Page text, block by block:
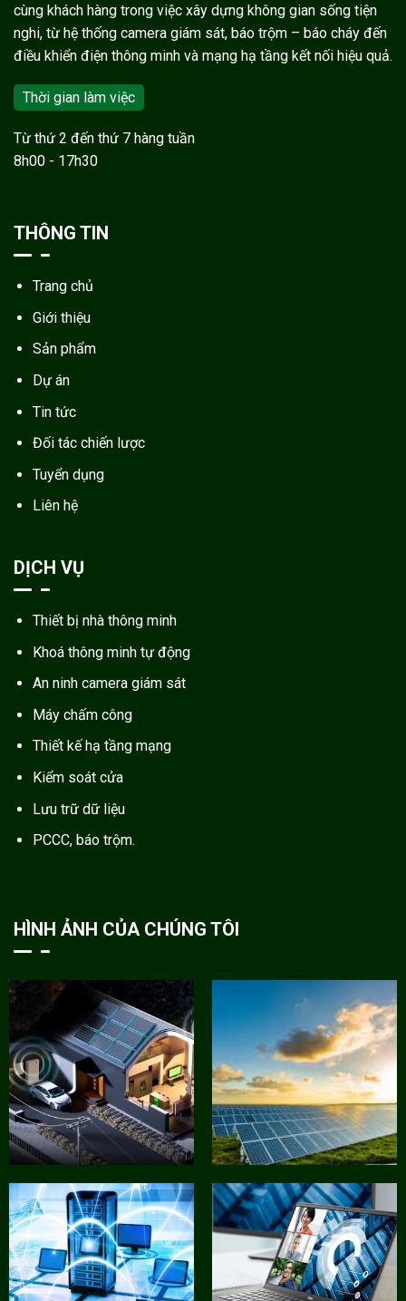
cùng khách hàng trong việc xây dựng không gian sống tiện
nghi, từ hệ thống camera giám sát, báo trộm – báo cháy đến
điều khiển điện thông minh và mạng hạ tầng kết nối hiệu quả.
Thời gian làm việc
Từ thứ 2 đến thứ 7 hàng tuần
8h00 - 17h30
THÔNG TIN
Trang chủ
Giới thiệu
Sản phẩm
Dự án
Tin tức
Đối tác chiến lược
Tuyển dụng
Liên hệ
DỊCH VỤ
Thiết bị nhà thông minh
Khoá thông minh tự động
An ninh camera giám sát
Máy chấm công
Thiết kế hạ tầng mạng
Kiểm soát cửa
Lưu trữ dữ liệu
PCCC, báo trộm.
HÌNH ẢNH CỦA CHÚNG TÔI